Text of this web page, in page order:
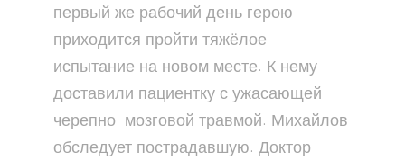
первый же рабочий день герою
приходится пройти тяжёлое
испытание на новом месте. К нему
доставили пациентку с ужасающей
черепно-мозговой травмой. Михайлов
обследует пострадавшую. Доктор